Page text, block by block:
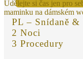
Udělejte si čas jen pro
maminku na dámském
PL – Snídaně &
2 Noci
3 Procedury